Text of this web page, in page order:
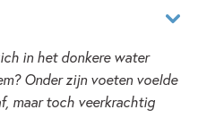
in het donkere water
Onder zijn voeten voelde
maar toch veerkrachtig